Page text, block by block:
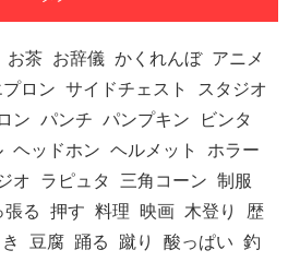
お茶 お辞儀 かくれんぼ アニメ
プロン サイドチェスト
スタジオ
ン パンチ パンプキン
ビンタ
ヘッドホン ヘルメット
ホラー
オ ラピュタ 三角コーン 制服
張る 押す 料理 映画 木登り
歴
豆腐 踊る 蹴り 酸っぱい 釣
FMラジオ番組「ONE MORNING」
さ…
「所さん！事件ですよ」に取材されまし
8放送）